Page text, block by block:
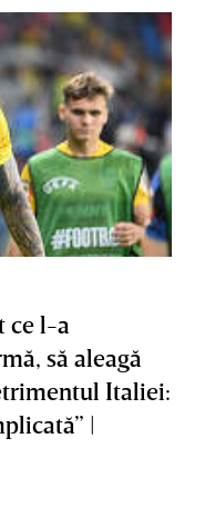
ce l-a
să aleagă
Italiei:
|